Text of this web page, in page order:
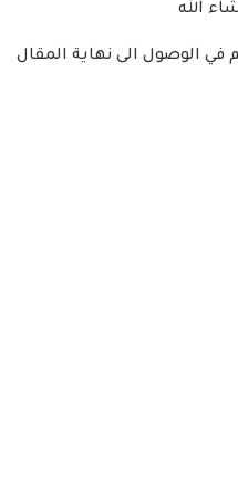
الوصول الى نهاية المقال